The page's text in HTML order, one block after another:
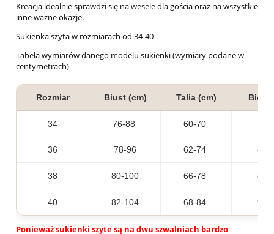
Kreacja idealnie sprawdzi się na wesele dla gościa oraz na wszystkie
inne ważne okazje.
Sukienka szyta w rozmiarach od 34-40
Tabela wymiarów danego modelu sukienki (wymiary podane w
centymetrach)
Rozmiar Biust (cm) Talia (cm)
34 76-88 60-70
36 78-96 62-74 84-
38 80-100 66-78 86-
40 82-104 68-84 96-
Ponieważ sukienki szyte są na dwu szwalniach bardzo